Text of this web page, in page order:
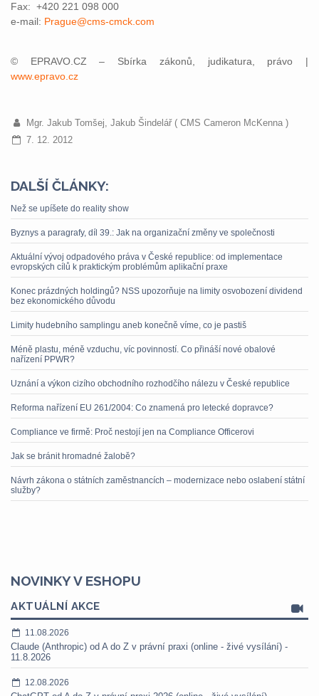
Fax: +420 221 098 000
e-mail: Prague@cms-cmck.com
© EPRAVO.CZ – Sbírka zákonů, judikatura, právo |
www.epravo.cz
Mgr. Jakub Tomšej, Jakub Šindelář ( CMS Cameron McKenna )
7. 12. 2012
DALŠÍ ČLÁNKY:
Než se upíšete do reality show
Byznys a paragrafy, díl 39.: Jak na organizační změny ve společnosti
Aktuální vývoj odpadového práva v České republice: od implementace
evropských cílů k praktickým problémům aplikační praxe
Konec prázdných holdingů? NSS upozorňuje na limity osvobození dividend
bez ekonomického důvodu
Limity hudebního samplingu aneb konečně víme, co je pastiš
Méně plastu, méně vzduchu, víc povinností. Co přináší nové obalové
nařízení PPWR?
Uznání a výkon cizího obchodního rozhodčího nálezu v České republice
Reforma nařízení EU 261/2004: Co znamená pro letecké dopravce?
Compliance ve firmě: Proč nestojí jen na Compliance Officerovi
Jak se bránit hromadné žalobě?
Návrh zákona o státních zaměstnancích – modernizace nebo oslabení státní
služby?
NOVINKY V ESHOPU
AKTUÁLNÍ AKCE
11.08.2026
Claude (Anthropic) od A do Z v právní praxi (online - živé vysílání) -
11.8.2026
12.08.2026